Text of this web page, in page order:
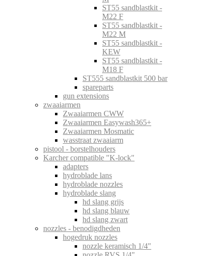
ST55 sandblastkit -
M22 F
ST55 sandblastkit -
M22 M
ST55 sandblastkit -
KEW
ST55 sandblastkit -
M18 F
ST555 sandblastkit 500 bar
spareparts
gun extensions
zwaaiarmen
Zwaaiarmen CWW
Zwaaiarmen Easywash365+
Zwaaiarmen Mosmatic
wasstraat zwaaiarm
pistool - borstelhouders
Karcher compatible "K-lock"
adapters
hydroblade lans
hydroblade nozzles
hydroblade slang
hd slang grijs
hd slang blauw
hd slang zwart
nozzles - benodigdheden
hogedruk nozzles
nozzle keramisch 1/4"